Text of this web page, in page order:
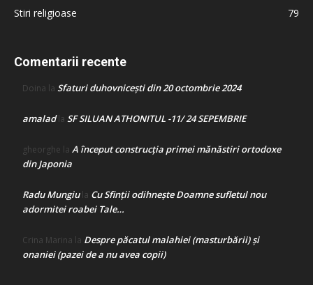
Stiri religioase
79
Comentarii recente
Doina la Sfaturi duhovnicești din 20 octombrie 2024
amaladla SF SILUAN ATHONITUL -11/ 24 SEPEMBRIE
gheorghe la A început construcţia primei mănăstiri ortodoxe
din Japonia
Radu Mungiula Cu Sfinții odihnește Doamne sufletul nou
adormitei roabei Tale…
Crina Marina la Despre păcatul malahiei (masturbării) şi
onaniei (pazei de a nu avea copii)